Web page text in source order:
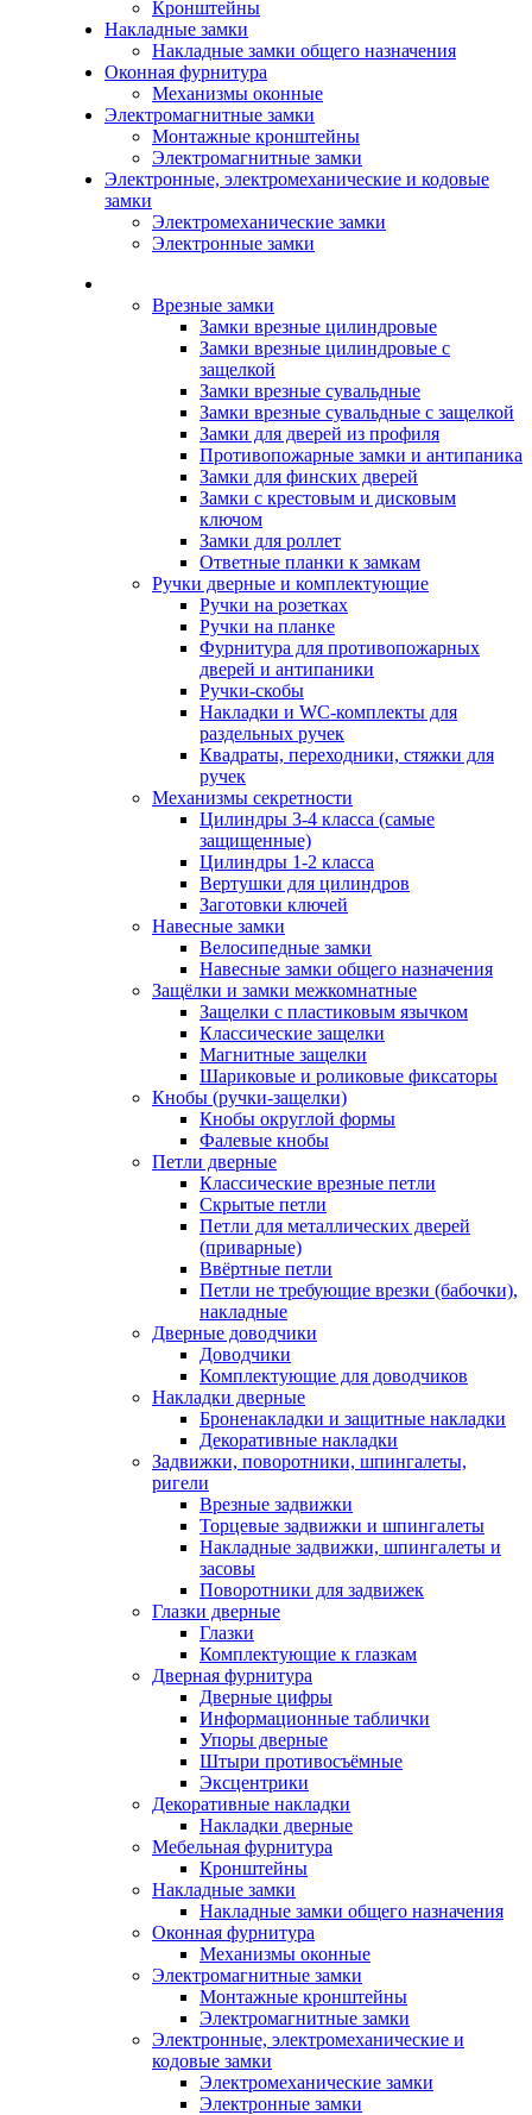
Кронштейны
Накладные замки
Накладные замки общего назначения
Оконная фурнитура
Механизмы оконные
Электромагнитные замки
Монтажные кронштейны
Электромагнитные замки
Электронные, электромеханические и кодовые
замки
Электромеханические замки
Электронные замки
Врезные замки
Замки врезные цилиндровые
Замки врезные цилиндровые с
защелкой
Замки врезные сувальдные
Замки врезные сувальдные с защелкой
Замки для дверей из профиля
Противопожарные замки и антипаника
Замки для финских дверей
Замки с крестовым и дисковым
ключом
Замки для роллет
Ответные планки к замкам
Ручки дверные и комплектующие
Ручки на розетках
Ручки на планке
Фурнитура для противопожарных
дверей и антипаники
Ручки-скобы
Накладки и WC-комплекты для
раздельных ручек
Квадраты, переходники, стяжки для
ручек
Механизмы секретности
Цилиндры 3-4 класса (самые
защищенные)
Цилиндры 1-2 класса
Вертушки для цилиндров
Заготовки ключей
Навесные замки
Велосипедные замки
Навесные замки общего назначения
Защёлки и замки межкомнатные
Защелки с пластиковым язычком
Классические защелки
Магнитные защелки
Шариковые и роликовые фиксаторы
Кнобы (ручки-защелки)
Кнобы округлой формы
Фалевые кнобы
Петли дверные
Классические врезные петли
Скрытые петли
Петли для металлических дверей
(приварные)
Ввёртные петли
Петли не требующие врезки (бабочки),
накладные
Дверные доводчики
Доводчики
Комплектующие для доводчиков
Накладки дверные
Броненакладки и защитные накладки
Декоративные накладки
Задвижки, поворотники, шпингалеты,
ригели
Врезные задвижки
Торцевые задвижки и шпингалеты
Накладные задвижки, шпингалеты и
засовы
Поворотники для задвижек
Глазки дверные
Глазки
Комплектующие к глазкам
Дверная фурнитура
Дверные цифры
Информационные таблички
Упоры дверные
Штыри противосъёмные
Эксцентрики
Декоративные накладки
Накладки дверные
Мебельная фурнитура
Кронштейны
Накладные замки
Накладные замки общего назначения
Оконная фурнитура
Механизмы оконные
Электромагнитные замки
Монтажные кронштейны
Электромагнитные замки
Электронные, электромеханические и
кодовые замки
Электромеханические замки
Электронные замки